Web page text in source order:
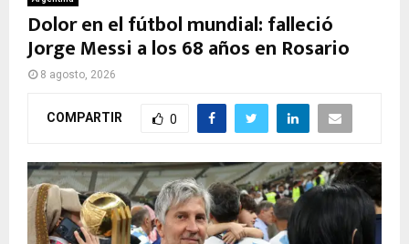
Dolor en el fútbol mundial: falleció
Jorge Messi a los 68 años en Rosario
8 agosto, 2026
COMPARTIR 0